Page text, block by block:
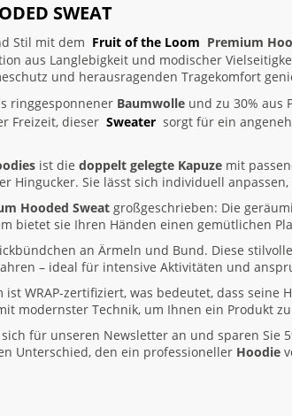
SWEAT
Stil mit dem Fruit of the Loom Premium
aus Langlebigkeit und modischer
und herausragenden Tragekomfort
ringgesponnener Baumwolle und zu 30% aus
Freizeit, dieser Sweater sorgt für ein
ist die doppelt gelegte Kapuze mit
Hingucker. Sie lässt sich individuell
Hooded Sweat großgeschrieben: Die
bietet sie Ihren Händen einen gemütlichen
an Ärmeln und Bund. Diese
– ideal für intensive Aktivitäten und
ist WRAP-zertifiziert, was bedeutet, dass
modernster Technik, um Ihnen ein Produkt
für unseren Newsletter an und sparen Sie
Unterschied, den ein professioneller Hoodie